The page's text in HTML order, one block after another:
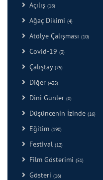
Açılış (18)
Ağaç Dikimi (4)
Atölye Çalışması (10)
Covid-19 (3)
Çalıştay (75)
Diğer (435)
Dini Günler (0)
Düşüncenin İzinde (16)
Eğitim (190)
Festival (12)
Film Gösterimi (51)
Gösteri (16)